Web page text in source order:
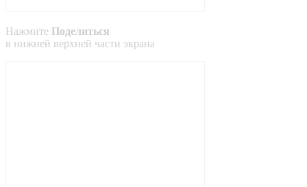
Нажмите Поделиться
в нижней верхней части экрана